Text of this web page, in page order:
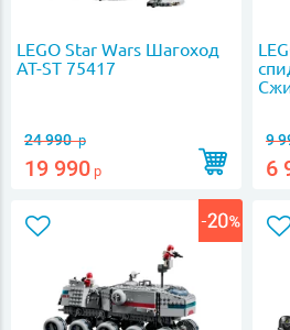
LEGO Star Wars Шагоход
AT-ST 75417
24 990р
19 990 р
9
6